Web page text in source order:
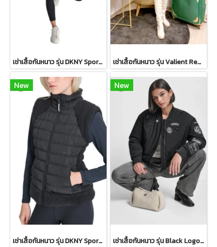
เช่าเสื้อกันหนาว รุ่น DKNY Sport Sherpa-Trim Puffer Vest - Ivory WINTERCLOTHFA0151 เช่าเสื้อกันหนาว รุ่น Valient Red PeaCoat 2110GCL1689FARE1
New
เช่าเสื้อกันหนาว รุ่น DKNY Sport Sherpa-Trim Puffer Vest WINTERCLOTHFA0297
New
เช่าเสื้อกันหนาว รุ่น Black Logo Patch Bomber Jacket WINTERCLOTHFA0298